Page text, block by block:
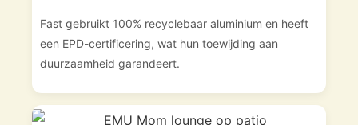
Fast gebruikt 100% recyclebaar aluminium en heeft
een EPD-certificering, wat hun toewijding aan
duurzaamheid garandeert.